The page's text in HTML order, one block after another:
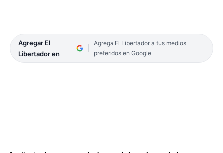
Agregar El
Libertador en
Agrega El Libertador a tus medios
preferidos en Google